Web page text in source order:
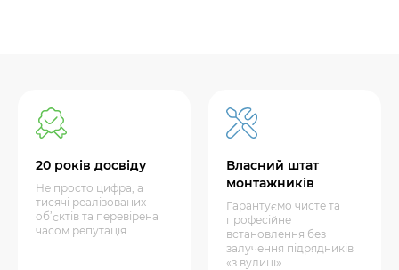
20 років досвіду
Не просто цифра, а
тисячі реалізованих
об’єктів та перевірена
часом репутація.
Власний штат
монтажників
Гарантуємо чисте та
професійне
встановлення без
залучення підрядників
«з вулиці»